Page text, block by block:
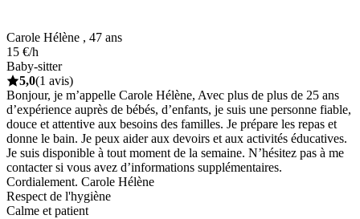
Carole Hélène , 47 ans
15 €/h
Baby-sitter
5,0(1 avis)
Bonjour, je m’appelle Carole Hélène, Avec plus de plus de 25 ans
d’expérience auprès de bébés, d’enfants, je suis une personne fiable,
douce et attentive aux besoins des familles. Je prépare les repas et
donne le bain. Je peux aider aux devoirs et aux activités éducatives.
Je suis disponible à tout moment de la semaine. N’hésitez pas à me
contacter si vous avez d’informations supplémentaires.
Cordialement. Carole Hélène
Respect de l'hygiène
Calme et patient